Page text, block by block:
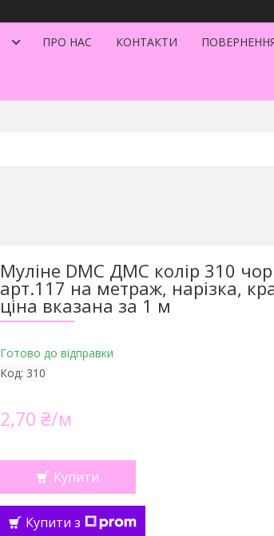
ПРО НАС КОНТАКТИ
Муліне DMC ДМС колір 310
арт.117 на метраж, нарізка,
ціна вказана за 1 м
Готово до відправки
Код: 310
2,70 ₴/м
Купити
Купити з